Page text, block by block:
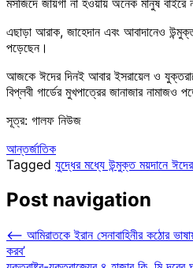
এছাড়া আরাক, জাহেদান এবং আবাদানেও
পড়েছেন।
আজকে ঈদের দিনই আবার ইসরায়েল ও
বিপ্লবী গার্ডের মুখপাত্রের জানাজার নামাজও
সূত্র: গালফ নিউজ
আন্তর্জাতিক
Tagged যুদ্ধের মধ্যে উন্মুক্ত ময়দানে
Post navigation
⟵ আমিরাতকে ইরান সেনাবাহিনীর কঠোর
করব’